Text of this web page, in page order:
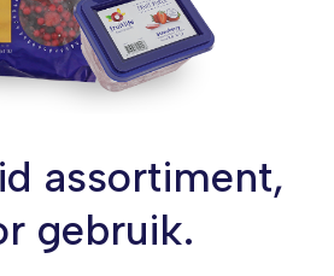
assortiment,
gebruik.